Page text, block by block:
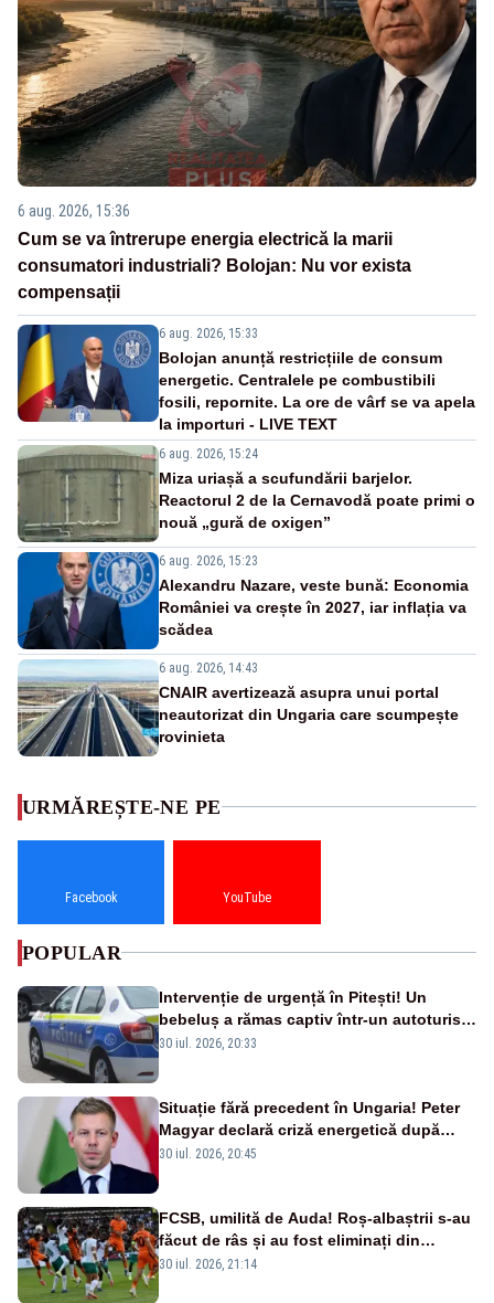
6 aug. 2026, 15:36
Cum se va întrerupe energia electrică la marii
consumatori industriali? Bolojan: Nu vor exista
compensații
6 aug. 2026, 15:33
Bolojan anunță restricțiile de consum
energetic. Centralele pe combustibili
fosili, repornite. La ore de vârf se va apela
la importuri - LIVE TEXT
6 aug. 2026, 15:24
Miza uriașă a scufundării barjelor.
Reactorul 2 de la Cernavodă poate primi o
nouă „gură de oxigen”
6 aug. 2026, 15:23
Alexandru Nazare, veste bună: Economia
României va crește în 2027, iar inflația va
scădea
6 aug. 2026, 14:43
CNAIR avertizează asupra unui portal
neautorizat din Ungaria care scumpește
rovinieta
URMĂREȘTE-NE PE
Facebook YouTube
POPULAR
Intervenție de urgență în Pitești! Un
bebeluș a rămas captiv într-un autoturism
din cauza unei defecțiuni
30 iul. 2026, 20:33
Situație fără precedent în Ungaria! Peter
Magyar declară criză energetică după
oprirea centralei de la Paks
30 iul. 2026, 20:45
FCSB, umilită de Auda! Roș-albaștrii s-au
făcut de râs și au fost eliminați din
Conference League
30 iul. 2026, 21:14